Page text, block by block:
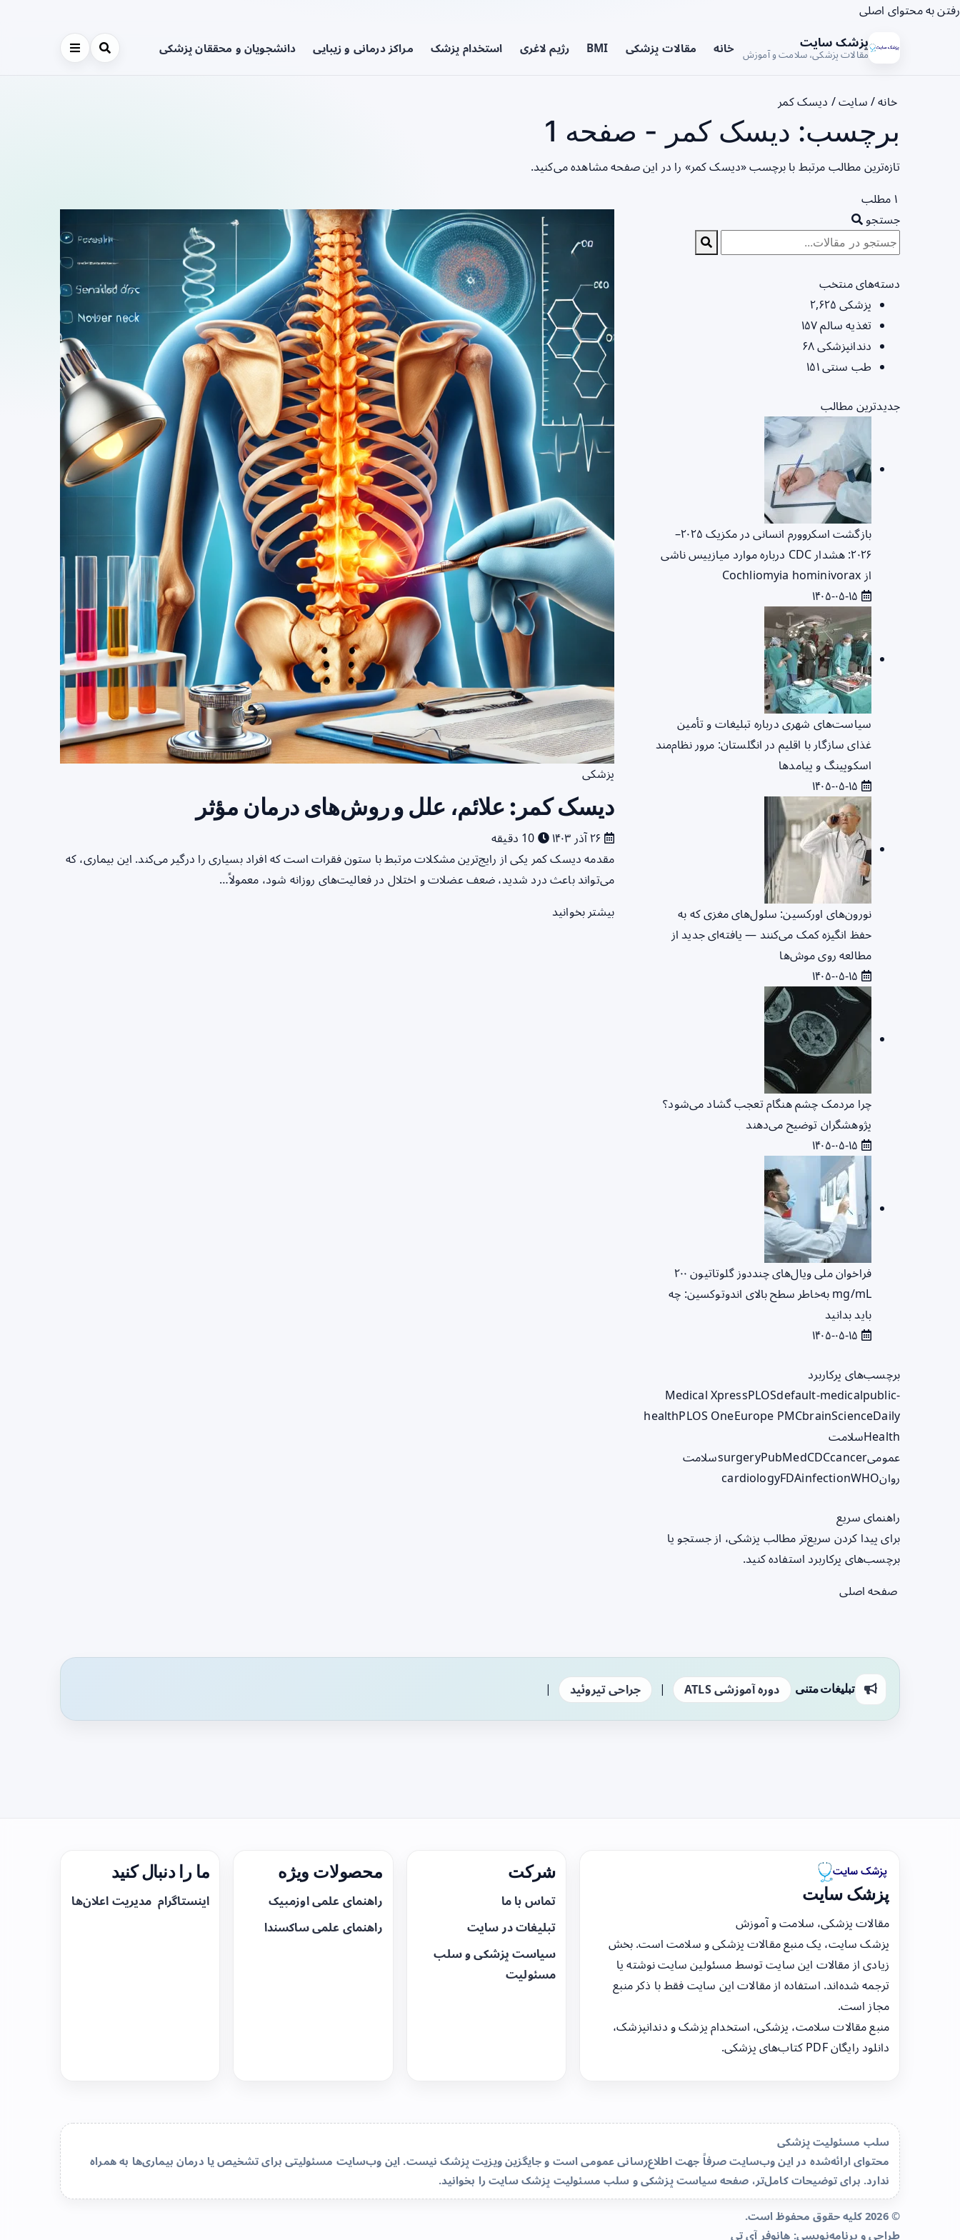
رفتن به محتوای اصلی
پزشک سایت
مقالات پزشکی، سلامت و آموزش خانه مقالات پزشکی BMI رژیم لاغری استخدام پزشک مراکز درمانی و زیبایی دانشجویان و محققان پزشکی
خانه/ سایت/ دیسک کمر
برچسب: دیسک کمر - صفحه 1
تازه‌ترین مطالب مرتبط با برچسب «دیسک کمر» را در این صفحه مشاهده می‌کنید.
۱ مطلب
پزشکی
دیسک کمر: علائم، علل و روش‌های درمان مؤثر
مقدمه دیسک کمر یکی از رایج‌ترین مشکلات مرتبط با ستون فقرات است که افراد بسیاری را درگیر می‌کند. این بیماری، که
می‌تواند باعث درد شدید، ضعف عضلات و اختلال در فعالیت‌های روزانه شود، معمولاً…
بیشتر بخوانید
جستجو
دسته‌های منتخب
پزشکی ۲,۶۲۵
تغذیه سالم۱۵۷
دندانپزشکی۶۸
طب سنتی۱۵۱
جدیدترین مطالب
بازگشت اسکروورم انسانی در مکزیک ۲۰۲۵–
۲۰۲۶: هشدار CDC درباره موارد میازییس ناشی
از Cochliomyia hominivorax
سیاست‌های شهری درباره تبلیغات و تأمین
غذای سازگار با اقلیم در انگلستان: مرور نظام‌مند
اسکوپینگ و پیامدها
نورون‌های اورکسین: سلول‌های مغزی که به
حفظ انگیزه کمک می‌کنند — یافته‌ای جدید از
مطالعه روی موش‌ها
چرا مردمک چشم هنگام تعجب گشاد می‌شود؟
پژوهشگران توضیح می‌دهند
فراخوان ملی ویال‌های چنددوز گلوتاتیون ۲۰۰
mg/mL به‌خاطر سطح بالای اندوتوکسین: چه
باید بدانید
برچسب‌های پرکاربرد
Medical XpressPLOSdefault-medicalpublic-
healthPLOS OneEurope PMCbrainScienceDaily
Healthسلامت
عمومی
surgeryPubMedCDCcancer
سلامت
روان
cardiologyFDAinfectionWHO
راهنمای سریع
برای پیدا کردن سریع‌تر مطالب پزشکی، از جستجو یا
برچسب‌های پرکاربرد استفاده کنید.
صفحه اصلی
تبلیغات متنی دوره آموزشی ATLS | جراحی تیروئید |
پزشک سایت
مقالات پزشکی، سلامت و آموزش
پزشک سایت، یک منبع مقالات پزشکی و سلامت است. بخش
زیادی از مقالات این سایت توسط مسئولین سایت نوشته یا
ترجمه شده‌اند. استفاده از مقالات این سایت فقط با ذکر منبع
مجاز است.
منبع مقالات سلامت، پزشکی، استخدام پزشک و دندانپزشک،
دانلود رایگان PDF کتاب‌های پزشکی.
شرکت
تماس با ما
تبلیغات در سایت
سیاست پزشکی و سلب
مسئولیت
محصولات ویژه
راهنمای علمی اوزمپیک
راهنمای علمی ساکسندا
ما را دنبال کنید
اینستاگرام مدیریت اعلان‌ها
سلب مسئولیت پزشکی
محتوای ارائه‌شده در این وب‌سایت صرفاً جهت اطلاع‌رسانی عمومی است و جایگزین ویزیت پزشک نیست. این وب‌سایت مسئولیتی برای تشخیص یا درمان بیماری‌ها به همراه
ندارد. برای توضیحات کامل‌تر، صفحهسیاست پزشکی و سلب مسئولیت پزشک سایترا بخوانید.
© 2026 کلیه حقوق محفوظ است.
طراحی و برنامه‌نویسی: هانوفر آی تی